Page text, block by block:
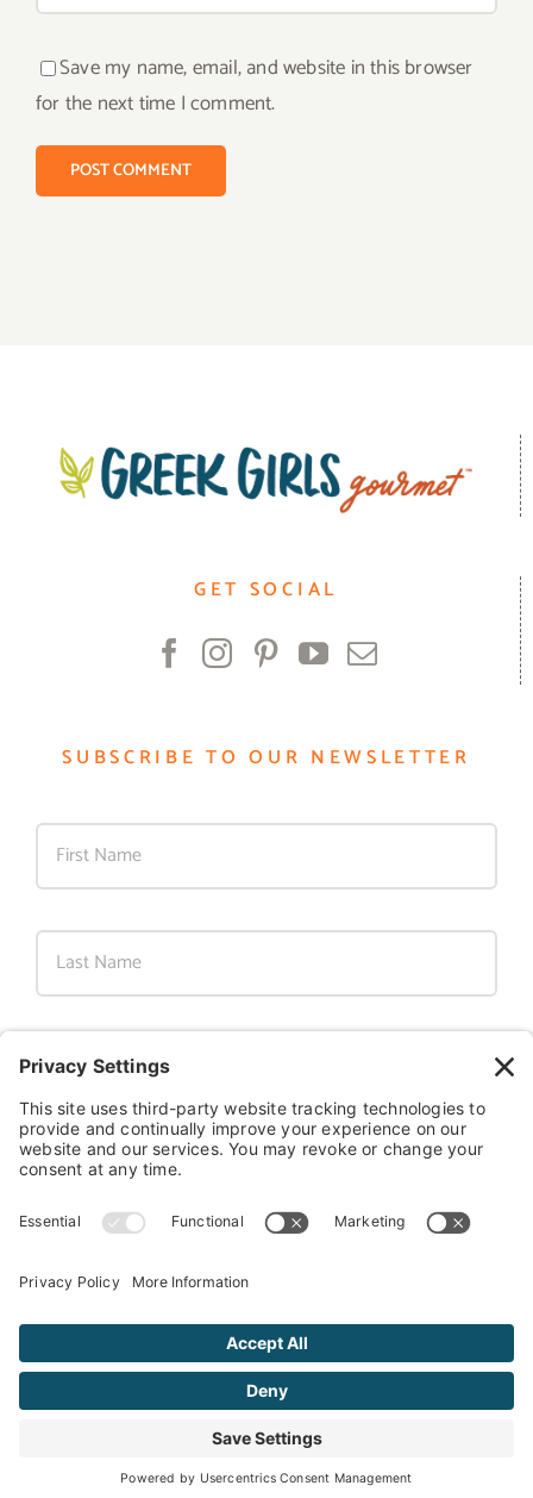
Save my name, email, and website in this browser
for the next time I comment.
GET SOCIAL
SUBSCRIBE TO OUR NEWSLETTER
First
Last
Email
2026 Greek Girls Gourmet. All Rights Reserved.
Terms and Conditions.Privacy Settings
Thunder Studio.